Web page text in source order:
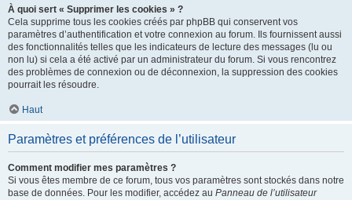
À quoi sert « Supprimer les cookies » ?
Cela supprime tous les cookies créés par phpBB qui conservent vos
paramètres d’authentification et votre connexion au forum. Ils fournissent aussi
des fonctionnalités telles que les indicateurs de lecture des messages (lu ou
non lu) si cela a été activé par un administrateur du forum. Si vous rencontrez
des problèmes de connexion ou de déconnexion, la suppression des cookies
pourrait les résoudre.
Haut
Paramètres et préférences de l’utilisateur
Comment modifier mes paramètres ?
Si vous êtes membre de ce forum, tous vos paramètres sont stockés dans notre
base de données. Pour les modifier, accédez au Panneau de l’utilisateur